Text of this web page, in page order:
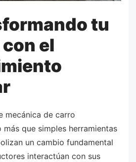
tu
el
mecánica de carro
más que simples herramientas
un cambio fundamental
interactúan con sus